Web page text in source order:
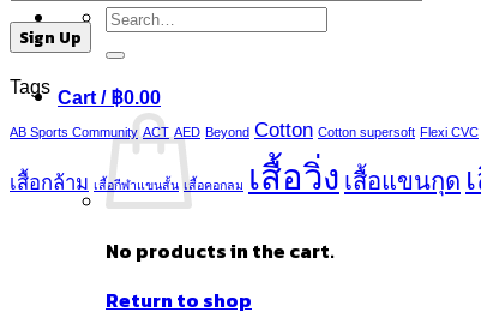
Search
for:
Cart / ฿0.00
No products in the cart.
Return to shop
Tags
AB Sports Community ACT AED Beyond Cotton Cotton supersoft Flexi CVC
เสื้อกล้าม เสื้อกีฬาแขนสั้น เสื้อคอกลม เสื้อวิ่ง เสื้อแขนกุด